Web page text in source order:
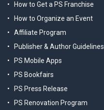
How to Get a PS Franchise
How to Organize an Event
Affiliate Program
Publisher & Author Guidelines
PS Mobile Apps
PS Bookfairs
PS Press Release
PS Renovation Program